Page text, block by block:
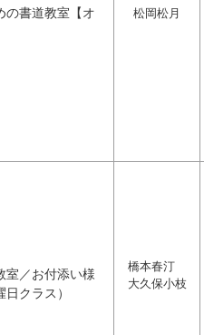
の書道教室【オ
松岡松月
室／お付添い様
クラス）
橋本春汀
大久保小枝